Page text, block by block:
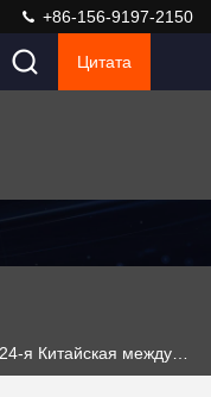
+86-156-9197-2150
Цитата